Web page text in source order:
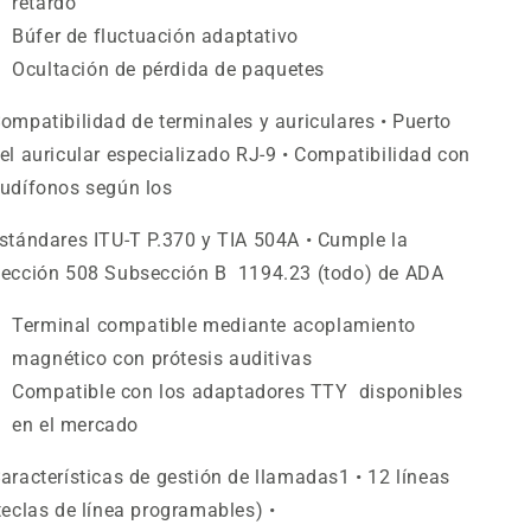
Búfer de fluctuación adaptativo
Ocultación de pérdida de paquetes
de terminales y auriculares • Puerto
auricular especializado RJ-9 • Compatibilidad con
según los
ITU-T P.370 y TIA 504A • Cumple la
508 Subsección B 1194.23 (todo) de ADA
Terminal compatible mediante acoplamiento
magnético con prótesis auditivas
Compatible con los adaptadores TTY disponibles
en el mercado
de gestión de llamadas1 • 12 líneas
de línea programables) •